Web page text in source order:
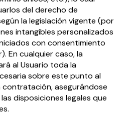
del derecho de
la legislación vigente (por
intangibles personalizados
con consentimiento
En cualquier caso, la
al Usuario toda la
sobre este punto al
contratación, asegurándose
disposiciones legales que